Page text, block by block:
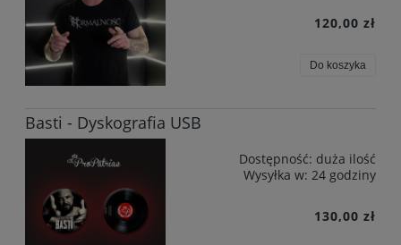
120,00 zł
Do koszyka
Basti - Dyskografia USB
Dostępność: duża ilość
Wysyłka w: 24 godziny
130,00 zł